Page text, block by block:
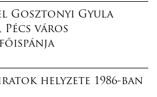
Gosztonyi Gyula
város
helyzete 1986-ban